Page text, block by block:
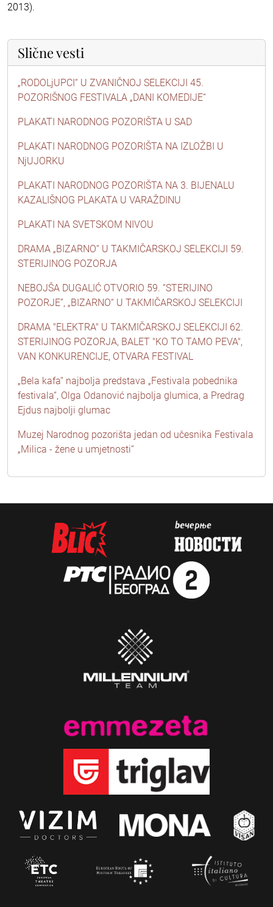
2013).
Slične vesti
„RODOLjUPCI“ U ZVANIČNOJ SELEKCIJI 45.
POZORIŠNOG FESTIVALA „DANI KOMEDIJE“
PLAKATI NARODNOG POZORIŠTA U SAD
PLAKATI NARODNOG POZORIŠTA NA IZLOŽBI U
NjUJORKU
PLAKATI NARODNOG POZORIŠTA NA 3. BIJENALU
KAZALIŠNOG PLAKATA U VARAŽDINU
PLAKATI NA SVETSKOM NIVOU
DRAMA „BIZARNO“ U TAKMIČARSKOJ SELEKCIJI 59.
STERIJINOG POZORJA
NEBOJŠA DUGALIĆ OTVORIO 59. “STERIJINO
POZORJE”, „BIZARNO“ U TAKMIČARSKOJ SELEKCIJI
DRAMA "ELEKTRA" U TAKMIČARSKOJ SELEKCIJI 62.
STERIJINOG POZORJA, BALET "KO TO TAMO PEVA",
VAN KONKURENCIJE, OTVARA FESTIVAL
„Bela kafa“ najbolja predstava „Festivala pobednika
festivala“, Olga Odanović najbolja glumica, a Predrag
Ejdus najbolji glumac
Muzej Narodnog pozorišta jedan od učesnika Festivala
„Milica - žene u umjetnosti“